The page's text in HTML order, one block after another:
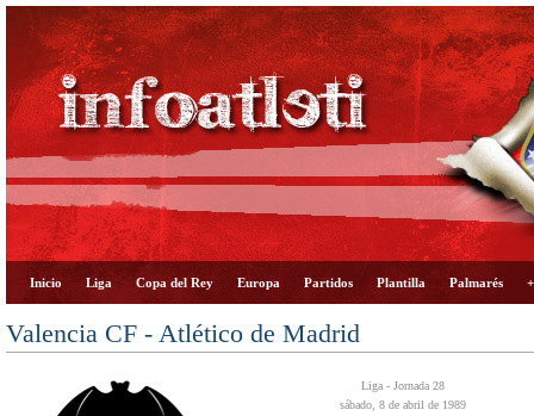
Inicio Liga Copa del Rey Europa Partidos Plantilla Palmarés
Valencia CF - Atlético de Madrid
Liga - Jornada 28
sábado, 8 de abril de 1989